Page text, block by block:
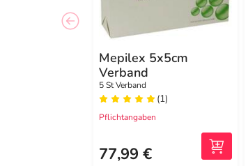
Mepilex 5x5cm
Verband
5 St Verband
(1)
Pflichtangaben
77,99 €